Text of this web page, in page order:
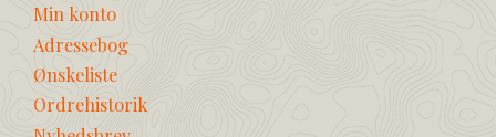
Min konto
Adressebog
Ønskeliste
Ordrehistorik